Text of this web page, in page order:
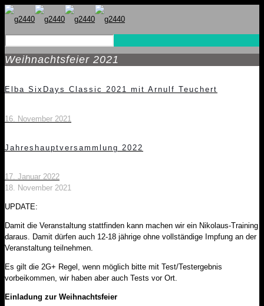
Weihnachtsfeier 2021
Elba SixDays Classic 2021 mit Arnulf Teuchert
16. November 2021
Jahreshauptversammlung 2022
17. Januar 2022
18. November 2021
UPDATE:
Damit die Veranstaltung stattfinden kann machen wir ein Nikolaus-Training
daraus. Damit dürfen auch 12-18 jährige ohne vollständige Impfung an der
Veranstaltung teilnehmen.
Es gilt die 2G+ Regel, wenn möglich bitte mit Test/Testergebnis
vorbeikommen, wir haben aber auch Tests vor Ort.
Einladung zur Weihnachtsfeier